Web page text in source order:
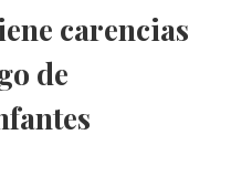
carencias
de